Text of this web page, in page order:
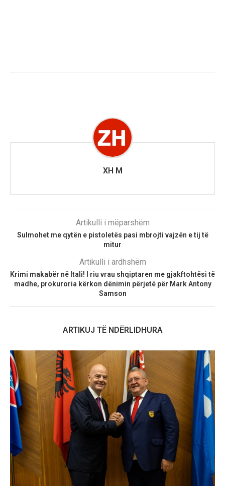
XH M
Artikulli i mëparshëm
Sulmohet me qytën e pistoletës pasi mbrojti vajzën e tij të
mitur
Artikulli i ardhshëm
Krimi makabër në Itali! I riu vrau shqiptaren me gjakftohtësi të
madhe, prokuroria kërkon dënimin përjetë për Mark Antony
Samson
ARTIKUJ TË NDËRLIDHURA